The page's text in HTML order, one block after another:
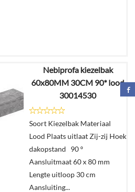
€71,75
€52,51
In
Nebiprofa kiezelbak
60x80MM 30CM 90* lood
30014530
Soort Kiezelbak Materiaal
Lood Plaats uitlaat Zij-zij Hoek
dakopstand 90 °
Aansluitmaat 60 x 80 mm
Lengte uitloop 30 cm
Aansluiting...